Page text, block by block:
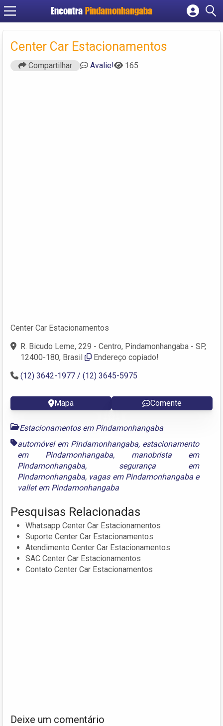
Encontra Pindamonhangaba
Cadastrar empresa
Criar conta
Center Car Estacionamentos
Compartilhar Avalie! 165
Center Car Estacionamentos
R. Bicudo Leme, 229 - Centro, Pindamonhangaba - SP,
12400-180, Brasil
Endereço copiado!
(12) 3642-1977 / (12) 3645-5975
Mapa Comente
Estacionamentos em Pindamonhangaba
automóvel em Pindamonhangaba, estacionamento
em Pindamonhangaba, manobrista em
Pindamonhangaba, segurança em
Pindamonhangaba, vagas em Pindamonhangaba e
vallet em Pindamonhangaba
Pesquisas Relacionadas
Whatsapp Center Car Estacionamentos
Suporte Center Car Estacionamentos
Atendimento Center Car Estacionamentos
SAC Center Car Estacionamentos
Contato Center Car Estacionamentos
Deixe um comentário